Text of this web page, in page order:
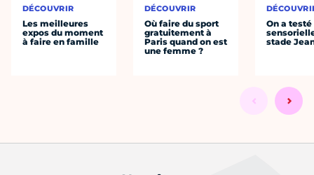
DÉCOUVRIR
Les meilleures
expos du moment
à faire en famille
DÉCOUVRIR
Où faire du sport
gratuitement à
Paris quand on est
une femme ?
On a
stade